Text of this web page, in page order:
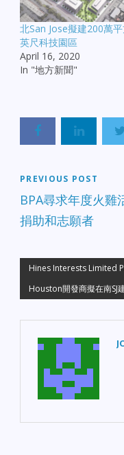
北San Jose擬建200萬
英尺科技園區
April 16, 2020
In "地方新聞"
PREVIOUS POST
BPA尋求年度火雞
捐助和志願者
Hines Interests Limited
Houston開發商擬在南SJ